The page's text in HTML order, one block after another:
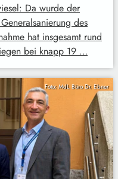
Da wurde der
des
hat insgesamt rund
bei knapp 19 …
Foto: MdL Büro Dr. Ebner